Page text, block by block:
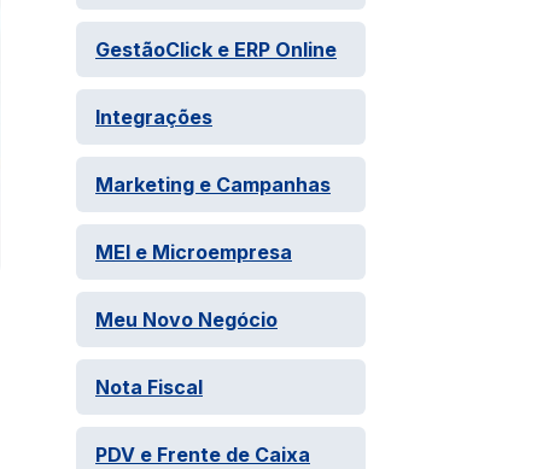
GestãoClick e ERP Online
Integrações
Marketing e Campanhas
MEI e Microempresa
Meu Novo Negócio
Nota Fiscal
PDV e Frente de Caixa